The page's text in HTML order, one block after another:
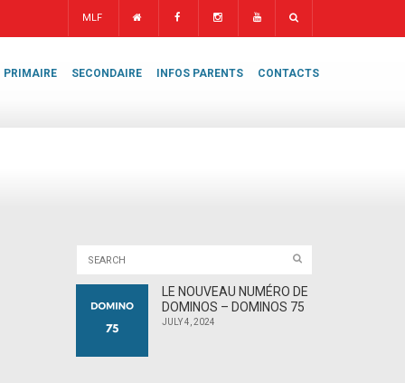
MLF
PRIMAIRE SECONDAIRE INFOS PARENTS CONTACTS
LE NOUVEAU NUMÉRO DE
DOMINOS – DOMINOS 75
JULY 4, 2024